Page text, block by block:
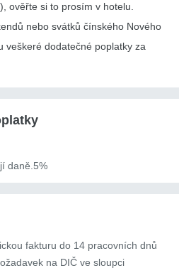
ověřte si to prosím v hotelu.
nebo svátků čínského Nového
veškeré dodatečné poplatky za
daně.5%
fakturu do 14 pracovních dnů
na DIČ ve sloupci